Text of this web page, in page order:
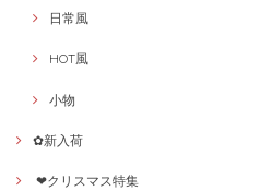
日常風
HOT風
小物
✿新入荷
❤クリスマス特集